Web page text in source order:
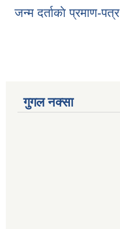
जन्म दर्ताकाे प्रमाण-पत्र
गुगल नक्सा